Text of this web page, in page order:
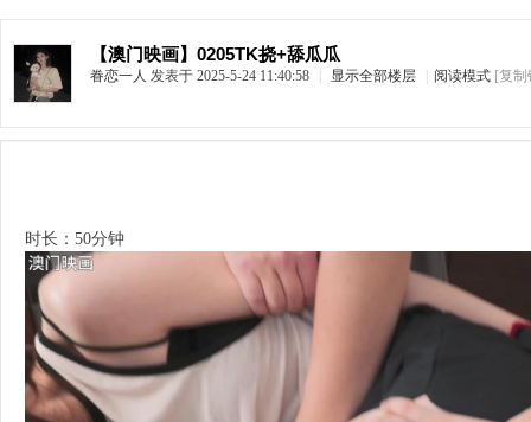
› › ›
【澳门映画】0205TK挠+舔瓜瓜
眷恋一人 发表于 2025-5-24 11:40:58 显示全部楼层 阅读模式 [复
时长：50分钟